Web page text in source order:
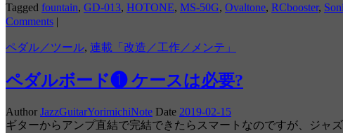
Tagged fountain, GD-013, HOTONE, MS-50G, Ovaltone, RCbooster,
Comments |
ペダル／ツール, 連載「改造／工作／メンテ」
ペダルボード❶ ケースは必要?
Author JazzGuitarYorimichiNote Date 2019-02-15
ギターからアンプ直結で完結できたらスマートなのですが、ジャ